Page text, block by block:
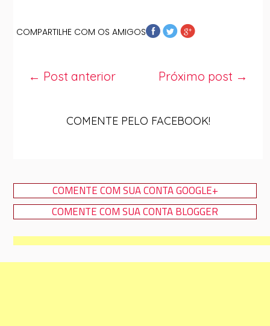
COMPARTILHE COM OS AMIGOS
Próximo post →
← Post anterior
COMENTE PELO FACEBOOK!
COMENTE COM SUA CONTA GOOGLE+
COMENTE COM SUA CONTA BLOGGER